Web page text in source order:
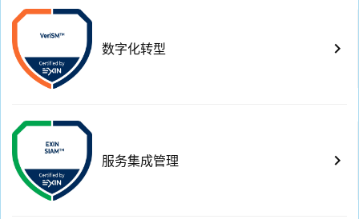
数字化转型 keyboard_arrow_right
服务集成管理 keyboard_arrow_right